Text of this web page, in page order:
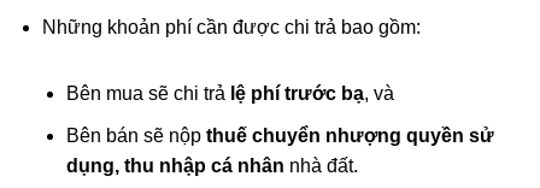
Những khoản phí cần được chi trả bao gồm:
Bên mua sẽ chi trả lệ phí trước bạ, và
Bên bán sẽ nộp thuế chuyển nhượng quyền sử
dụng, thu nhập cá nhân nhà đất.